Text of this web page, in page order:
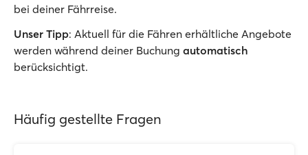
bei deiner Fährreise.
Unser Tipp: Aktuell für die Fähren erhältliche Angebote
werden während deiner Buchung automatisch
berücksichtigt.
Häufig gestellte Fragen